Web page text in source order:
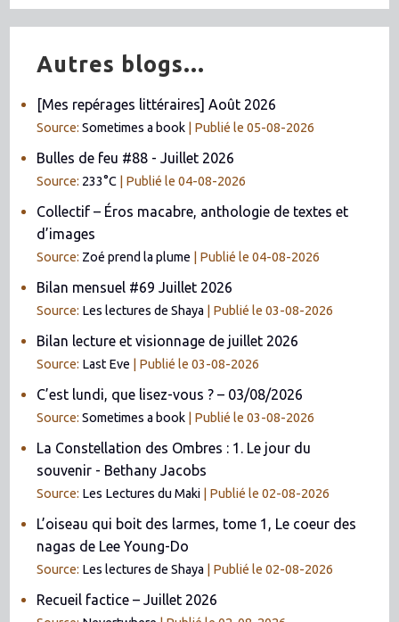
Autres blogs...
[Mes repérages littéraires] Août 2026
Source:Sometimes a book Publié le 05-08-2026
Bulles de feu #88 - Juillet 2026
Source: 233°C Publié le 04-08-2026
Collectif – Éros macabre, anthologie de textes et
d’images
Source: Zoé prend la plume Publié le 04-08-2026
Bilan mensuel #69 Juillet 2026
Source: Les lectures de Shaya Publié le 03-08-2026
Bilan lecture et visionnage de juillet 2026
Source: Last Eve Publié le 03-08-2026
C’est lundi, que lisez-vous ? – 03/08/2026
Source:Sometimes a book Publié le 03-08-2026
La Constellation des Ombres : 1. Le jour du
souvenir - Bethany Jacobs
Source: Les Lectures du Maki Publié le 02-08-2026
L’oiseau qui boit des larmes, tome 1, Le coeur des
nagas de Lee Young-Do
Source: Les lectures de Shaya Publié le 02-08-2026
Recueil factice – Juillet 2026